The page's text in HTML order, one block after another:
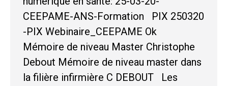
CEEPAME-ANS-Formation PIX 250320
-PIX Webinaire_CEEPAME Ok
Mémoire de niveau Master Christophe
Debout Mémoire de niveau master dans
la filière infirmière C DEBOUT Les